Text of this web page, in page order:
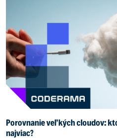
Porovnanie veľkých cloudov:
najviac?